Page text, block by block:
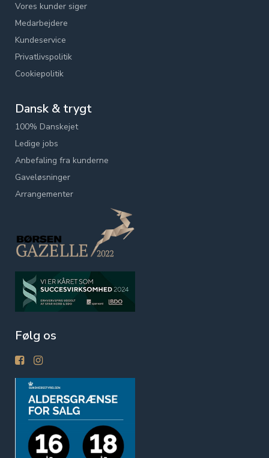
Vores kunder siger
Medarbejdere
Kundeservice
Privatlivspolitik
Cookiepolitik
Dansk & trygt
100% Danskejet
Ledige jobs
Anbefaling fra kunderne
Gaveløsninger
Arrangementer
Følg os